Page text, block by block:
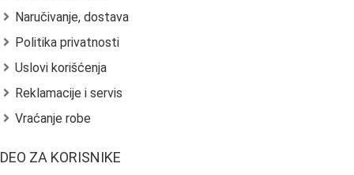
Naručivanje, dostava
Politika privatnosti
Uslovi korišćenja
Reklamacije i servis
Vraćanje robe
DEO ZA KORISNIKE